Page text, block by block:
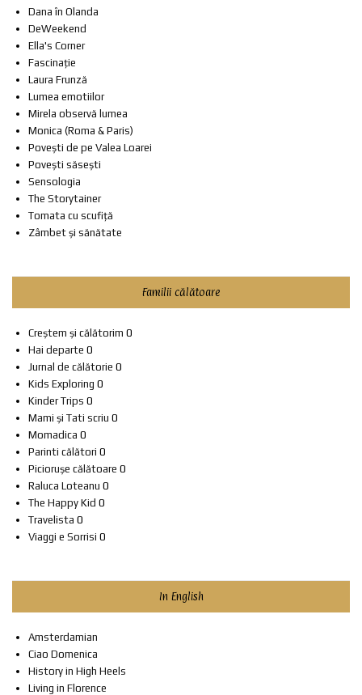
Dana în Olanda
DeWeekend
Ella's Corner
Fascinație
Laura Frunză
Lumea emotiilor
Mirela observă lumea
Monica (Roma & Paris)
Povești de pe Valea Loarei
Povești săsești
Sensologia
The Storytainer
Tomata cu scufiță
Zâmbet și sănătate
Familii călătoare
Creștem și călătorim 0
Hai departe 0
Jurnal de călătorie 0
Kids Exploring 0
Kinder Trips 0
Mami și Tati scriu 0
Momadica 0
Parinti călători 0
Piciorușe călătoare 0
Raluca Loteanu 0
The Happy Kid 0
Travelista 0
Viaggi e Sorrisi 0
In English
Amsterdamian
Ciao Domenica
History in High Heels
Living in Florence